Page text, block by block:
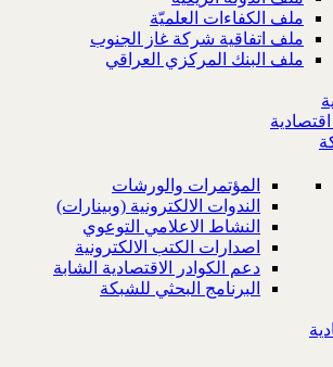
ملف الكفاءات العلميّة
ملف اتفاقية شركة غاز الجنوب
ملف البنك المركزي العراقي
المؤتمرات والورشات
الندوات الالكترونية (وبينارات)
النشاط الاعلامي التوعوي
اصدارات الكتب الالكترونية
دعم الكوادر الاقتصادية الشابة
البرنامج البحثي للشبكة